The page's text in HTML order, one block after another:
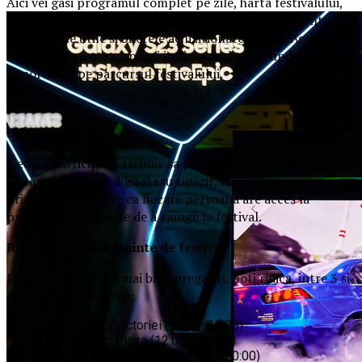
zonele de food & drinks, activitatile de entertainment,
informatiile utile si biletele achizitionate online. Activeaza
notificarile pentru a primi in timp real toate update-urile
importante pe parcursul festivalului.
Biletul de acces
Fiecare participant trebuie sa prezinte propriul bilet la
intrare, in format digital sau tiparit. Daca vii impreuna cu
prietenii, asigura-te ca fiecare persoana are acces la
propriul bilet inainte de a ajunge la festival.
Ridica-t
inainte de festival
Daca esti dintre cei mai bine pregatiti, poti ridica, intre 3 si
6 August, bratara din:
Orange Shop Victoriei (9:00 – 18:00)
Orange Shop Plaza (12:00 – 20:00)
Orange Shop Park Lake (12:00 – 20:00)